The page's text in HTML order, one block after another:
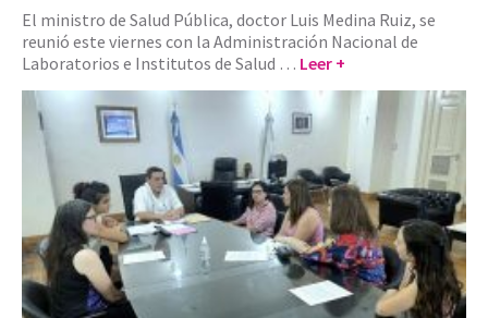
El ministro de Salud Pública, doctor Luis Medina Ruiz, se
reunió este viernes con la Administración Nacional de
Laboratorios e Institutos de Salud … Leer +